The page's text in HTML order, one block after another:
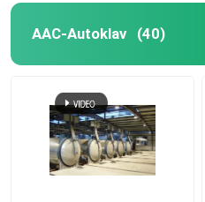
AAC-Autoklav (40)